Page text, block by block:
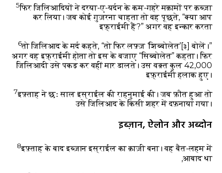
5फिर जिलिआदियों ने दरया-ए-यर्दन के कम-गहरे मक़ामों पर क़ब्ज़ा
कर लिया। जब कोई गुज़रना चाहता तो वह पूछते, “क्या आप
इफ़्राईमी हैं?” अगर वह इन्कार करता
6तो जिलिआद के मर्द कहते, “तो फिर लफ़्ज़ ‘शिब्बोलेत’ [३] बोलें।”
अगर वह इफ़्राईमी होता तो इस के बजाए “सिब्बोलेत” कहता। फिर
जिलिआदी उसे पकड़ कर वहीं मार डालते। उस वक़्त कुल 42,000
इफ़्राईमी हलाक हुए।
7इफ़्ताह ने छः साल इस्राईल की राहनुमाई की। जब फ़ौत हुआ तो
उसे जिलिआद के किसी शहर में दफ़नाया गया।
इब्ज़ान, ऐलोन और अब्दोन
8इफ़्ताह के बाद इब्ज़ान इस्राईल का क़ाज़ी बना। वह बैत-लहम में
आबाद था,